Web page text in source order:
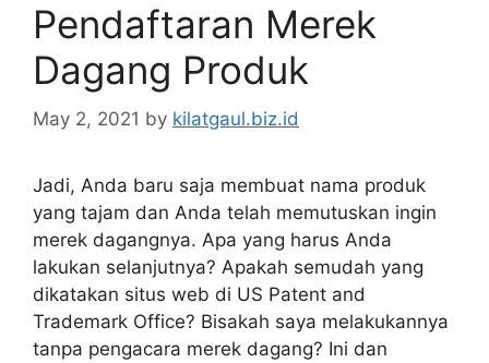
Pendaftaran Merek
Dagang Produk
May 2, 2021 by kilatgaul.biz.id
Jadi, Anda baru saja membuat nama produk
yang tajam dan Anda telah memutuskan ingin
merek dagangnya. Apa yang harus Anda
lakukan selanjutnya? Apakah semudah yang
dikatakan situs web di US Patent and
Trademark Office? Bisakah saya melakukannya
tanpa pengacara merek dagang? Ini dan